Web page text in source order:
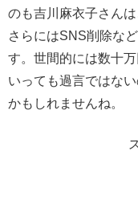
のも吉川麻衣子さん
さらにはSNS削除な
す。世間的には数十
いっても過言ではな
かもしれませんね。